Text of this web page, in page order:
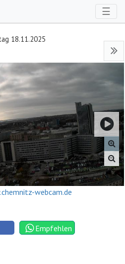
☰
18.11.2025
webcam.de
Empfehlen